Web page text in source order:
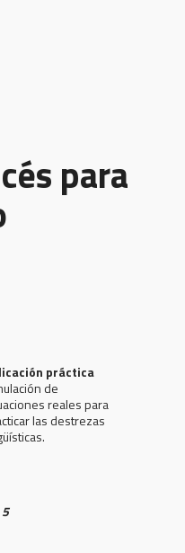
para
práctica
de
reales para
las destrezas
5